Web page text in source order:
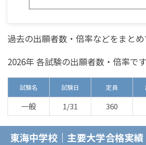
過去の出願者数・倍率などをまとめ
2026年 各試験の出願者数・倍率です
試験名 試験日 定員
一般 1/31 360
東海中学校｜主要大学合格実績